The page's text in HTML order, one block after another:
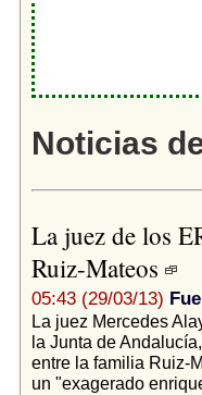
Noticias
La juez de los
Ruiz-Mateos
05:43 (29/03/13)
La juez Mercedes
la Junta de
entre la familia Ruiz-
un "exagerado